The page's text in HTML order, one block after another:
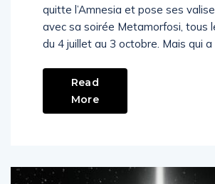
quitte l’Amnesia et pose ses
avec sa soirée Metamorfosi, tous
du 4 juillet au 3 octobre. Mais qui
Read
More